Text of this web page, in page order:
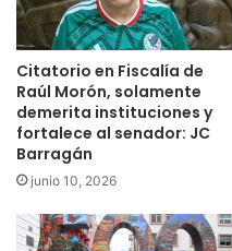
Citatorio en Fiscalía de
Raúl Morón, solamente
demerita instituciones y
fortalece al senador: JC
Barragán
junio 10, 2026